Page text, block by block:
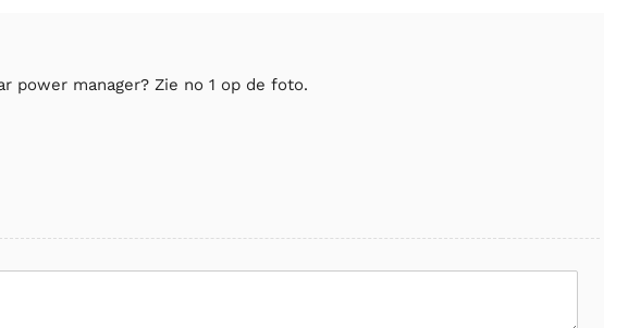
power manager? Zie no 1 op de foto.